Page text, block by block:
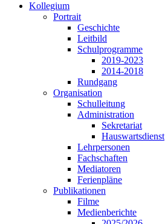
Kollegium
Portrait
Geschichte
Leitbild
Schulprogramme
2019-2023
2014-2018
Rundgang
Organisation
Schulleitung
Administration
Sekretariat
Hauswartsdienst
Lehrpersonen
Fachschaften
Mediatoren
Ferienpläne
Publikationen
Filme
Medienberichte